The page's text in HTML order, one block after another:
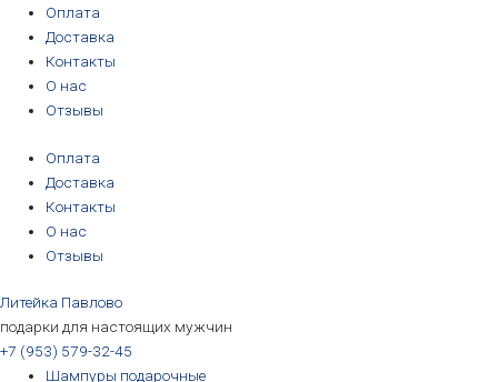
Перейти
содержимому
Оплата
Доставка
Контакты
О нас
Отзывы
Оплата
Доставка
Контакты
О нас
Отзывы
Литейка Павлово
подарки для настоящих мужчин
+7 (953) 579-32-45
Шампуры подарочные
Количество
товара
Стопки
"РЫБАК"
(хрусталь),
работа
Первоначальная
цена
составляла
Первоначальная
цена
составляла
Первоначальная
цена
составляла
Первоначальная
цена
составляла